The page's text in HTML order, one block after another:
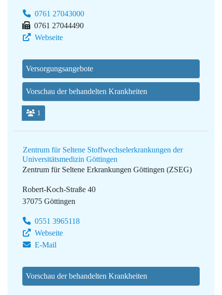
0761 27043000
0761 27044490
Webseite
Versorgungsangebote
Vorschau der behandelten Krankheiten
1
Zentrum für Seltene Stoffwechselerkrankungen der
Universitätsmedizin Göttingen
Zentrum für Seltene Erkrankungen Göttingen (ZSEG)
Robert-Koch-Straße 40
37075 Göttingen
0551 3965118
Webseite
E-Mail
Vorschau der behandelten Krankheiten